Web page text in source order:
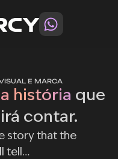
E MARCA
história que
contar.
story that the
tell…